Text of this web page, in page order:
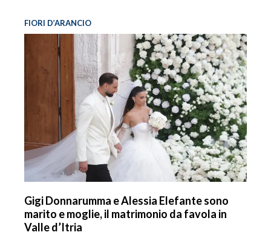
FIORI D’ARANCIO
Gigi Donnarumma e Alessia Elefante sono
marito e moglie, il matrimonio da favola in
Valle d’Itria